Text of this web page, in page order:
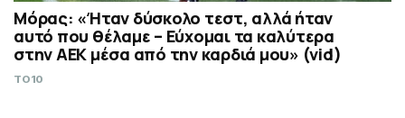
Μόρας: «Ήταν δύσκολο τεστ, αλλά ήταν
αυτό που θέλαμε – Εύχομαι τα καλύτερα
στην ΑΕΚ μέσα από την καρδιά μου» (vid)
TO10